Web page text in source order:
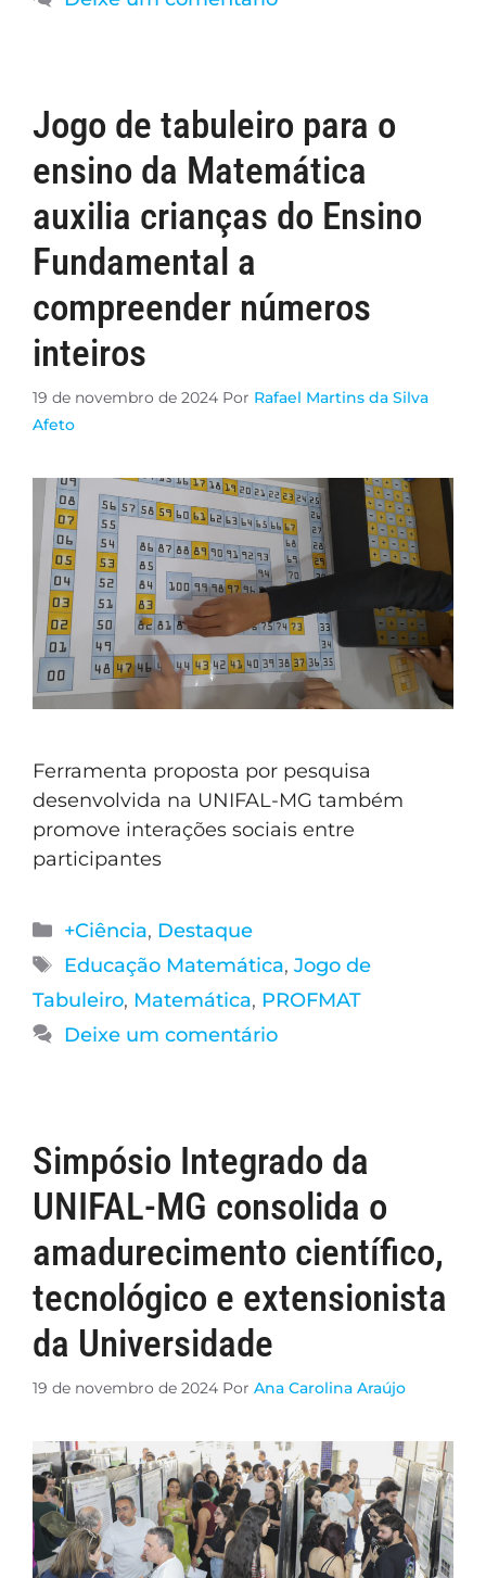
Jogo de tabuleiro para o
ensino da Matemática
auxilia crianças do Ensino
Fundamental a
compreender números
inteiros
19 de novembro de 2024 Por Rafael Martins da Silva
Afeto
Ferramenta proposta por pesquisa
desenvolvida na UNIFAL-MG também
promove interações sociais entre
participantes
+Ciência, Destaque
Educação Matemática, Jogo de
Tabuleiro, Matemática, PROFMAT
Deixe um comentário
Simpósio Integrado da
UNIFAL-MG consolida o
amadurecimento científico,
tecnológico e extensionista
da Universidade
19 de novembro de 2024 Por Ana Carolina Araújo